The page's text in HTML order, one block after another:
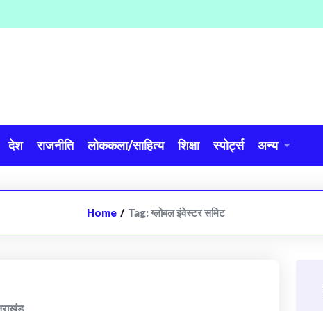
देश राजनीति लोककला/साहित्य शिक्षा स्पोर्ट्स अन्य
Home / Tag:ग्लोबल इंवेस्टर समिट